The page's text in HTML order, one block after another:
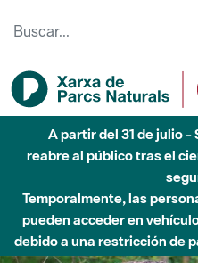
A partir del 31 de julio
reabre al público tras el
Temporalmente, las
pueden acceder en
debido a una restricción de